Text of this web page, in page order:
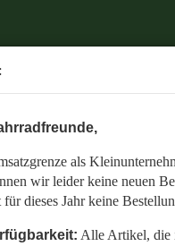
als
wir leider keine neuen
dieses Jahr keine
Alle Artikel, die
aufnehmen.
im nächsten Jahr weiterhin
die bis